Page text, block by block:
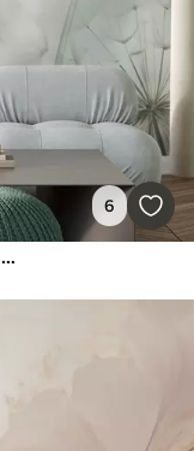
6
Fotótapéta Absztrakt festmény, amely pitypangokat ábrázol